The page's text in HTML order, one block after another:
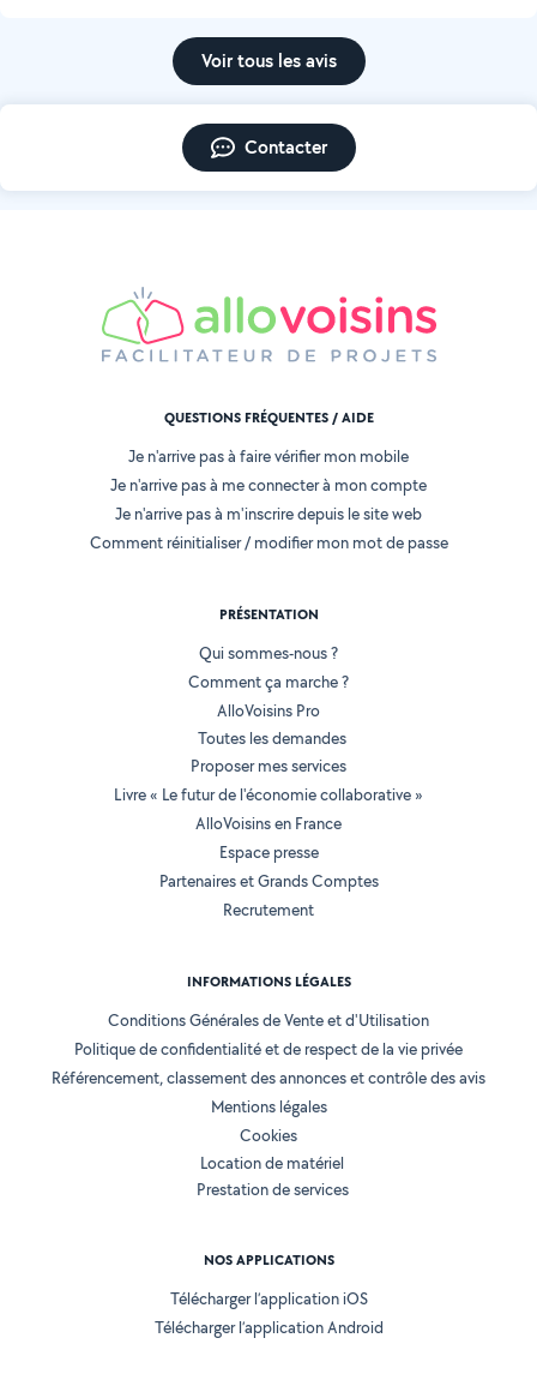
Voir tous les avis
Contacter
QUESTIONS FRÉQUENTES / AIDE
Je n'arrive pas à faire vérifier mon mobile
Je n'arrive pas à me connecter à mon compte
Je n'arrive pas à m'inscrire depuis le site web
Comment réinitialiser / modifier mon mot de passe
PRÉSENTATION
Qui sommes-nous ?
Comment ça marche ?
AlloVoisins Pro
Toutes les demandes
Proposer mes services
Livre « Le futur de l'économie collaborative »
AlloVoisins en France
Espace presse
Partenaires et Grands Comptes
Recrutement
INFORMATIONS LÉGALES
Conditions Générales de Vente et d'Utilisation
Politique de confidentialité et de respect de la vie privée
Référencement, classement des annonces et contrôle des avis
Mentions légales
Cookies
Location de matériel
Prestation de services
NOS APPLICATIONS
Télécharger l’application iOS
Télécharger l’application Android